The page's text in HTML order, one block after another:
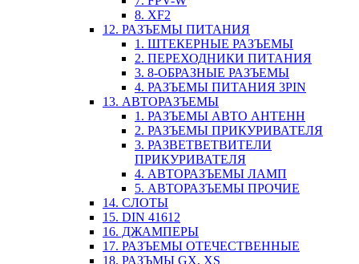
8. XF2
12. РАЗЪЕМЫ ПИТАНИЯ
1. ШТЕКЕРНЫЕ РАЗЪЕМЫ
2. ПЕРЕХОДНИКИ ПИТАНИЯ
3. 8-ОБРАЗНЫЕ РАЗЪЕМЫ
4. РАЗЪЕМЫ ПИТАНИЯ 3PIN
13. АВТОРАЗЪЕМЫ
1. РАЗЪЕМЫ АВТО АНТЕНН
2. РАЗЪЕМЫ ПРИКУРИВАТЕЛЯ
3. РАЗВЕТВЕТВИТЕЛИ
ПРИКУРИВАТЕЛЯ
4. АВТОРАЗЪЕМЫ ЛАМП
5. АВТОРАЗЪЕМЫ ПРОЧИЕ
14. СЛОТЫ
15. DIN 41612
16. ДЖАМПЕРЫ
17. РАЗЪЕМЫ ОТЕЧЕСТВЕННЫЕ
18. РАЗЪМЫ GX, XS